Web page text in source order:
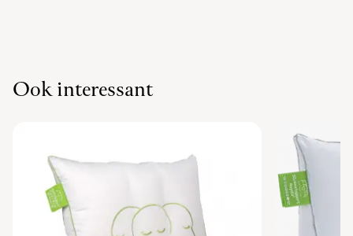
Ook interessant